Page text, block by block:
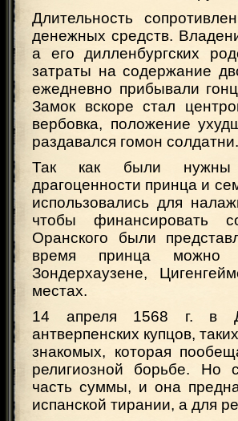
Длительность
денежных средств.
а его дилленбургских
затраты на содержание
ежедневно прибывали
Замок вскоре стал
вербовка, положение
раздавался гомон солдатни.
Так как были нужны
драгоценности принца и
использовались для
чтобы финансировать
Оранского были
время принца можно
Зондерхаузене,
местах.
14 апреля 1568 г. в
антверпенских купцов,
знакомых, которая
религиозной борьбе. Но
часть суммы, и она
испанской тирании, а для